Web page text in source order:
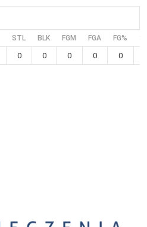
STL BLK FGM FGA FG%
0 0 0 0 0